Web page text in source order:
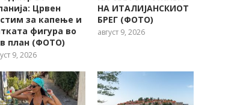
Црвен
за капење и
фигура во
план (ФОТО)
9, 2026
НА ИТАЛИЈАНСКИОТ
БРЕГ (ФОТО)
август 9, 2026